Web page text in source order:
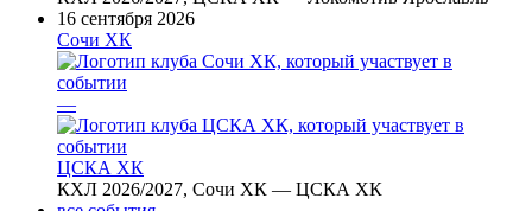
16 сентября 2026
Сочи ХК
—
ЦСКА ХК
КХЛ 2026/2027, Сочи ХК — ЦСКА ХК